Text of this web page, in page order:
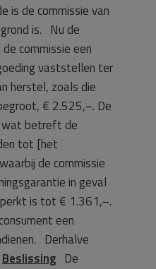
is de commissie van
is. Nu de
commissie een
vaststellen ter
herstel, zoals die
€ 2.525,–. De
wat betreft de
tot [het
de commissie
in geval
is tot € 1.361,–.
een
Derhalve
Beslissing De